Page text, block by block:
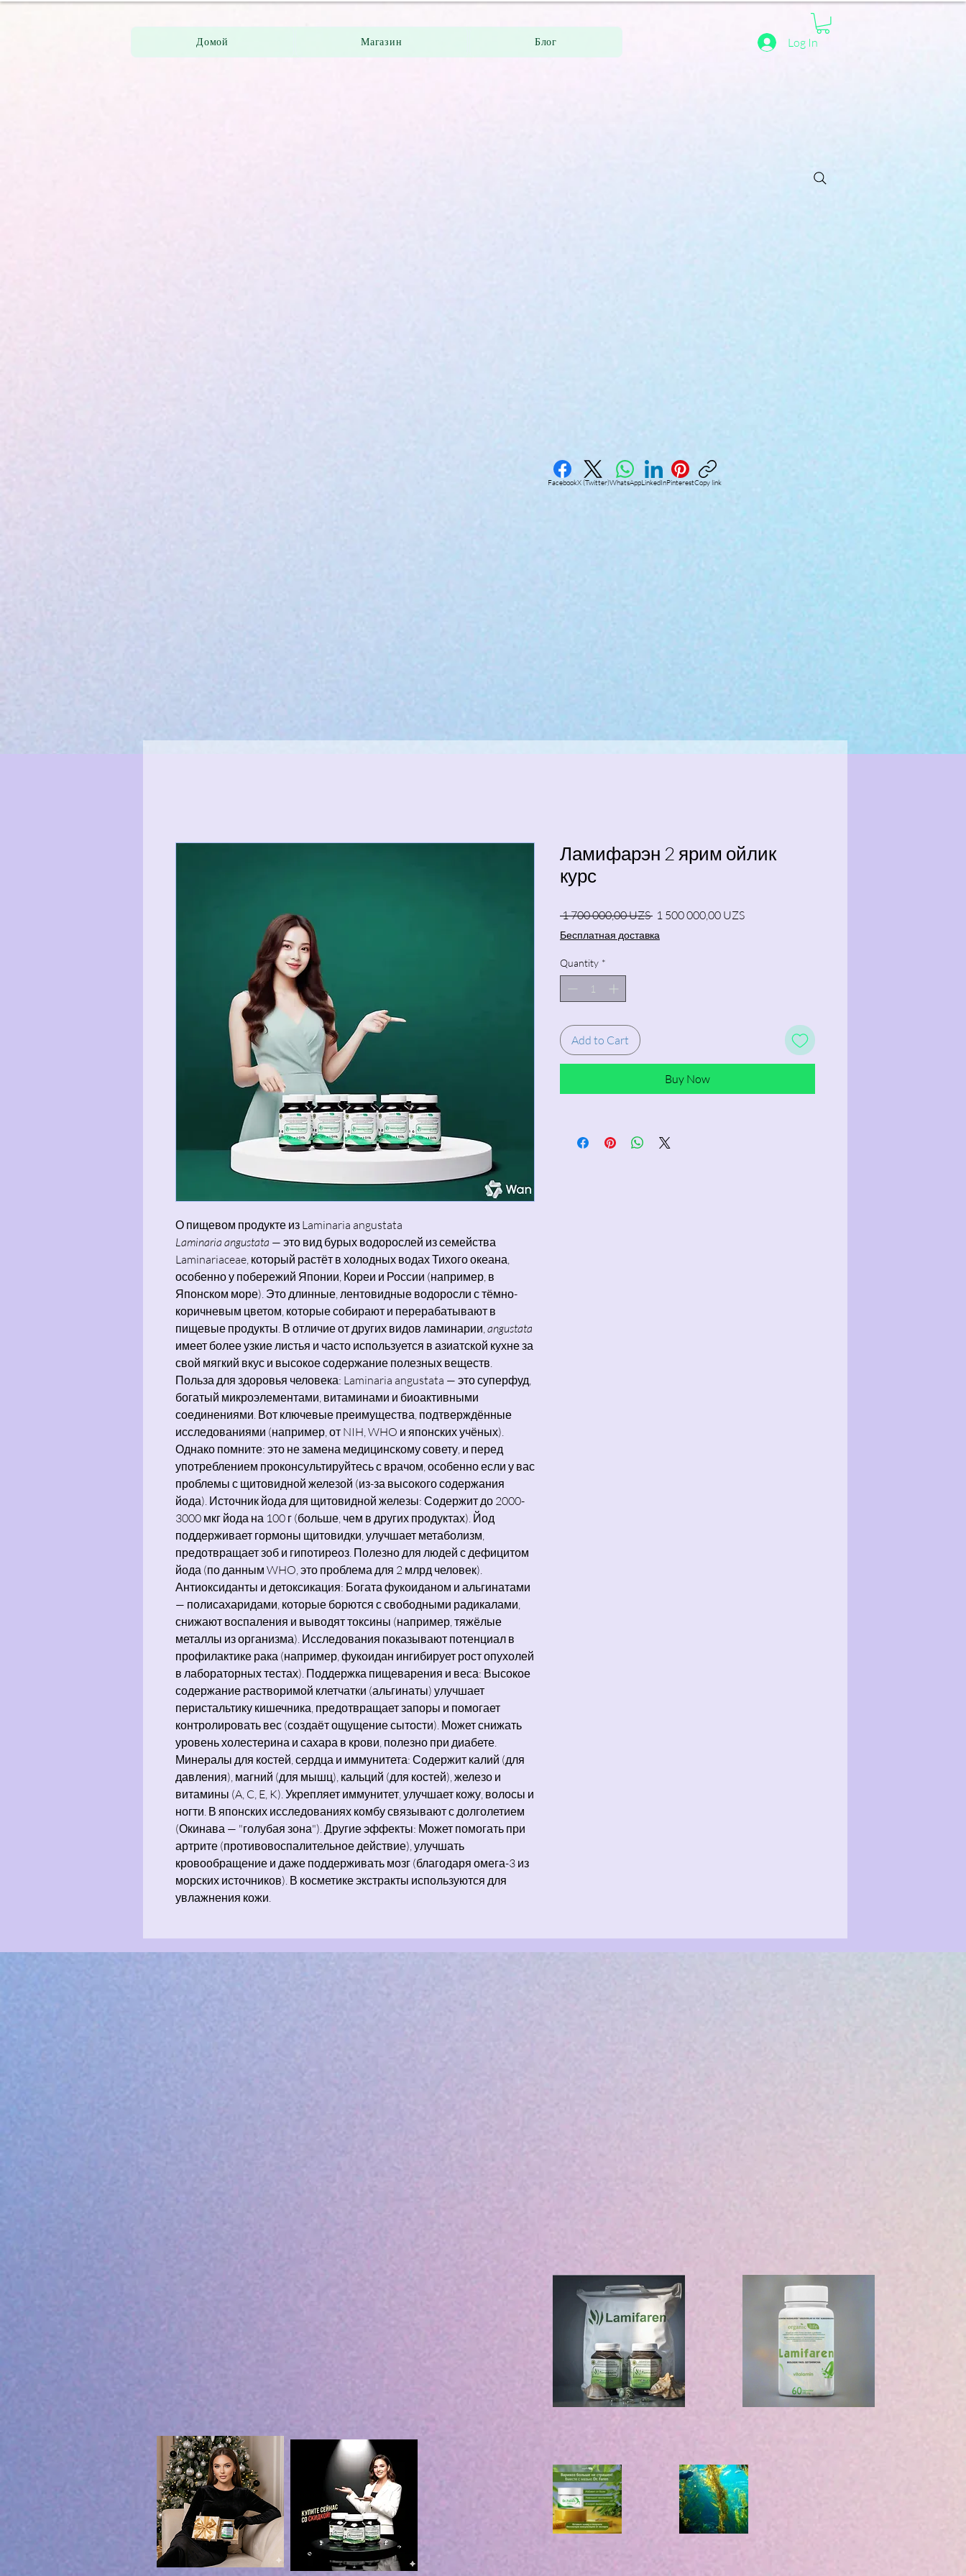
Домой Магазин Блог Log In
FacebookX (Twitter)WhatsAppLinkedInPinterestCopy link
О пищевом продукте из Laminaria angustata
Laminaria angustata — это вид бурых водорослей из семейства
Laminariaceae, который растёт в холодных водах Тихого океана,
особенно у побережий Японии, Кореи и России (например, в
Японском море). Это длинные, лентовидные водоросли с тёмно-
коричневым цветом, которые собирают и перерабатывают в
пищевые продукты. В отличие от других видов ламинарии,angustata
имеет более узкие листья и часто используется в азиатской кухне за
свой мягкий вкус и высокое содержание полезных веществ.
Польза для здоровья человека: Laminaria angustata — это суперфуд,
богатый микроэлементами, витаминами и биоактивными
соединениями. Вот ключевые преимущества, подтверждённые
исследованиями (например, от NIH, WHO и японских учёных).
Однако помните: это не замена медицинскому совету, и перед
употреблением проконсультируйтесь с врачом, особенно если у вас
проблемы с щитовидной железой (из-за высокого содержания
йода). Источник йода для щитовидной железы: Содержит до 2000-
3000 мкг йода на 100 г (больше, чем в других продуктах). Йод
поддерживает гормоны щитовидки, улучшает метаболизм,
предотвращает зоб и гипотиреоз. Полезно для людей с дефицитом
йода (по данным WHO, это проблема для 2 млрд человек).
Антиоксиданты и детоксикация: Богата фукоиданом и альгинатами
— полисахаридами, которые борются с свободными радикалами,
снижают воспаления и выводят токсины (например, тяжёлые
металлы из организма). Исследования показывают потенциал в
профилактике рака (например, фукоидан ингибирует рост опухолей
в лабораторных тестах). Поддержка пищеварения и веса: Высокое
содержание растворимой клетчатки (альгинаты) улучшает
перистальтику кишечника, предотвращает запоры и помогает
контролировать вес (создаёт ощущение сытости). Может снижать
уровень холестерина и сахара в крови, полезно при диабете.
Минералы для костей, сердца и иммунитета: Содержит калий (для
давления), магний (для мышц), кальций (для костей), железо и
витамины (A, C, E, K). Укрепляет иммунитет, улучшает кожу, волосы и
ногти. В японских исследованиях комбу связывают с долголетием
(Окинава — "голубая зона"). Другие эффекты: Может помогать при
артрите (противовоспалительное действие), улучшать
кровообращение и даже поддерживать мозг (благодаря омега-3 из
морских источников). В косметике экстракты используются для
увлажнения кожи.
Ламифарэн 2 ярим ойлик
курс
1 700 000,00 UZS Regular Price
1 500 000,00 UZSSale Price
Бесплатная доставка
Quantity *
Add to Cart
Buy Now